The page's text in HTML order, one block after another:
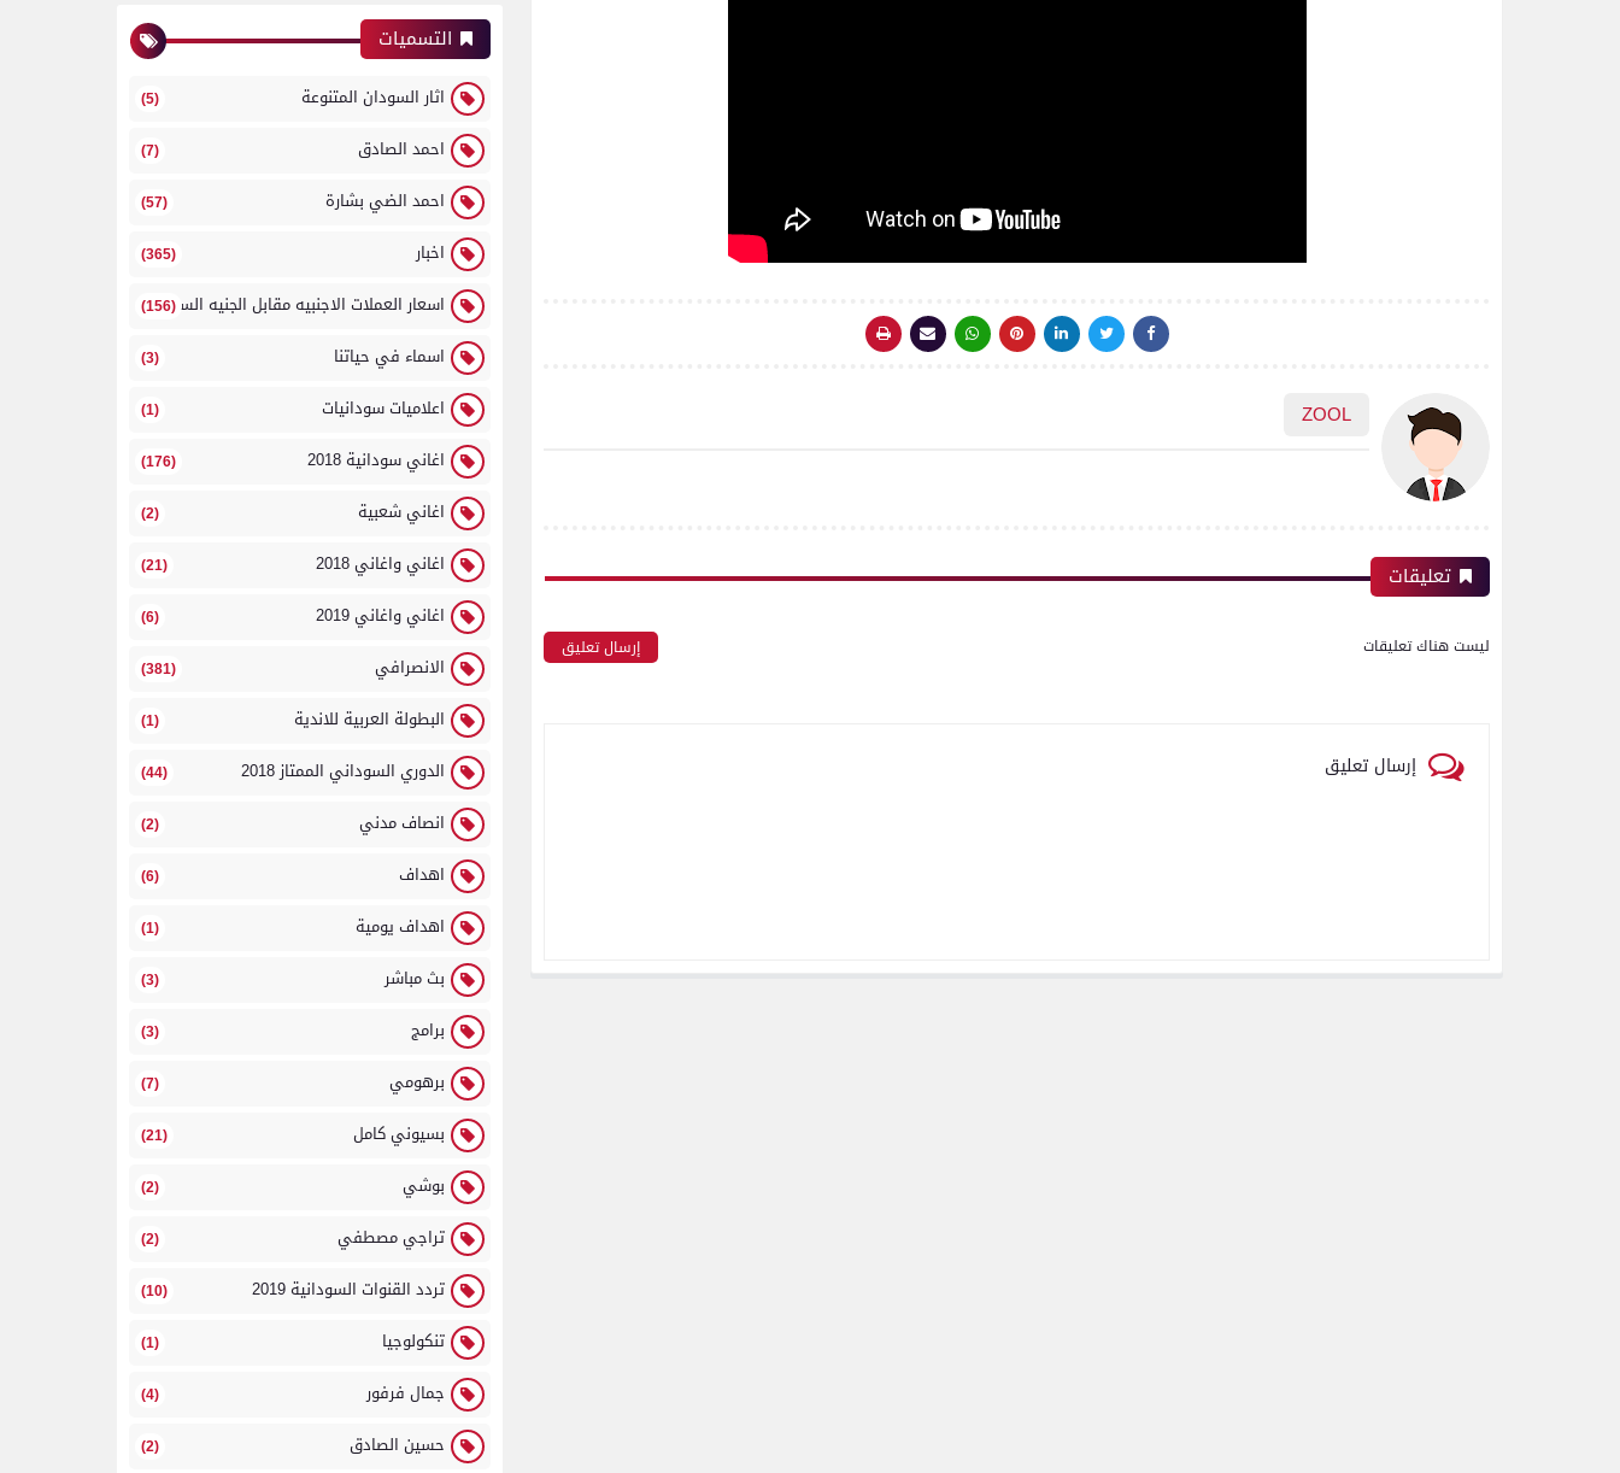
ZOOL
تعليقات
ليست هناك تعليقات إرسال تعليق
إرسال تعليق
التسميات
اثار السودان المتنوعة (5)
احمد الصادق (7)
احمد الضي بشارة (57)
اخبار (365)
اسعار العملات الاجنبيه مقابل الجنيه السوداني
(156)
اسماء في حياتنا (3)
اعلاميات سودانيات (1)
اغاني سودانية 2018 (176)
اغاني شعبية (2)
اغاني واغاني 2018 (21)
اغاني واغاني 2019 (6)
الانصرافي (381)
البطولة العربية للاندية (1)
الدوري السوداني الممتاز 2018 (44)
انصاف مدني (2)
اهداف (6)
اهداف يومية (1)
بث مباشر (3)
برامج (3)
برهومي (7)
بسيوني كامل (21)
بوشي (2)
تراجي مصطفي (2)
تردد القنوات السودانية 2019 (10)
تنكولوجيا (1)
جمال فرفور (4)
حسين الصادق (2)